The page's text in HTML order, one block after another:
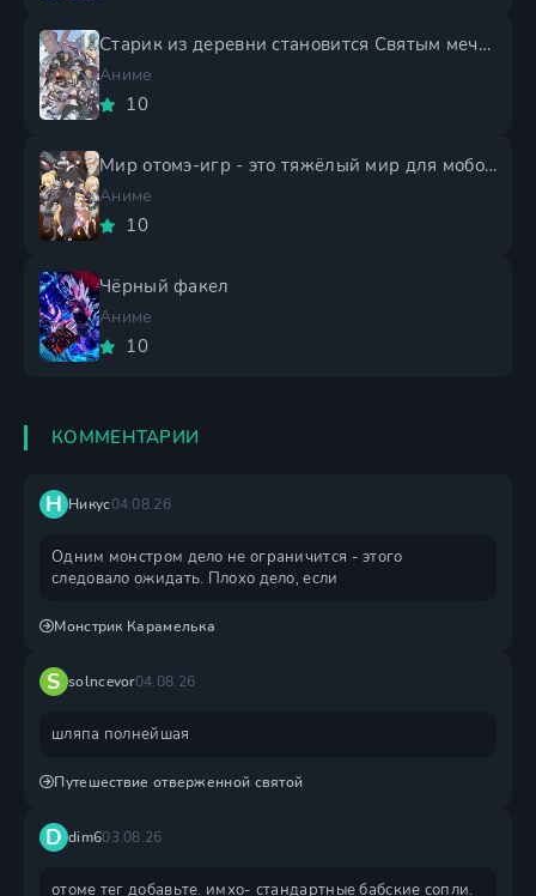
Старик из деревни становится Святым мечом 2 сезон
Аниме
10
Мир отомэ-игр - это тяжёлый мир для мобов 2 сезон
Аниме
10
Чёрный факел
Аниме
10
КОММЕНТАРИИ
Н Никус04.08.26
Одним монстром дело не ограничится - этого
следовало ожидать. Плохо дело, если
Монстрик Карамелька
S solncevor04.08.26
шляпа полнейшая
Путешествие отверженной святой
D dim603.08.26
отоме тег добавьте. имхо- стандартные бабские сопли.